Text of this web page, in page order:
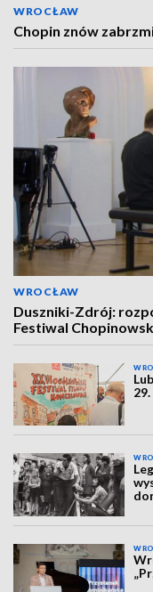
WROCŁAW
Chopin znów
WROCŁAW
Duszniki-Zdrój:
Festiwal